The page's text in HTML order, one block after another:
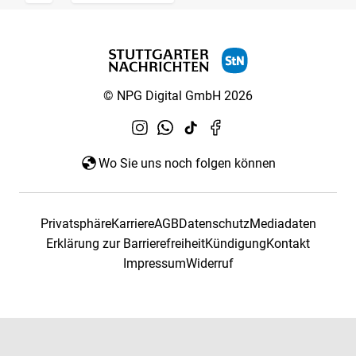
© NPG Digital GmbH 2026
Wo Sie uns noch folgen können
PrivatsphäreKarriereAGBDatenschutzMediadaten
Erklärung zur BarrierefreiheitKündigungKontakt
ImpressumWiderruf